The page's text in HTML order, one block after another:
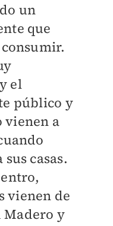
un
que
el
público y
vienen a
casas.
vienen de
Madero y